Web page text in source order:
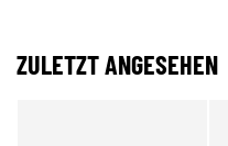
ZULETZT ANGESEHEN